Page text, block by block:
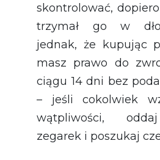
skontrolować,
trzymał go w
jednak, że kupując
masz prawo do
ciągu 14 dni bez
– jeśli cokolwiek
wątpliwości,
zegarek i poszukaj